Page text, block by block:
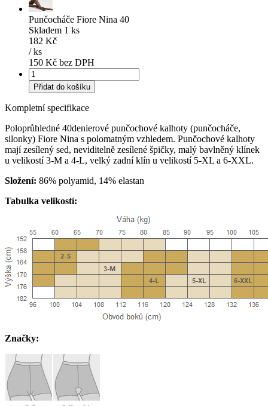
Punčocháče Fiore Nina 40
Skladem 1 ks
182 Kč
/ks
150 Kč bez DPH
Přidat do košíku
Kompletní specifikace
Poloprůhledné 40denierové punčochové kalhoty (punčocháče,
silonky) Fiore Nina s polomatným vzhledem. Punčochové kalhoty
mají zesílený sed, neviditelně zesílené špičky, malý bavlněný klínek
u velikostí 3-M a 4-L, velký zadní klín u velikostí 5-XL a 6-XXL.
Složení: 86% polyamid, 14% elastan
Tabulka velikostí:
Značky: